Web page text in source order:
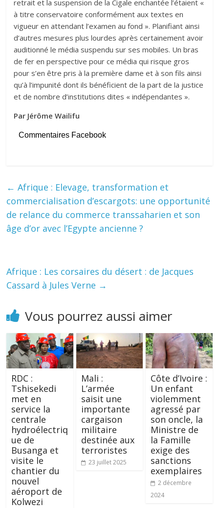
retrait et la suspension de la Cigale enchantée l’étaient «
à titre conservatoire conformément aux textes en
vigueur en attendant l’examen au fond ». Planifiant ainsi
d’autres mesures plus lourdes après certainement avoir
auditionné le média suspendu sur ses mobiles. Un bras
de fer en perspective pour ce média qui risque gros
pour s’en être pris à la première dame et à son fils ainsi
qu’à l’impunité dont ils bénéficient de la part de la justice
et de nombre d’institutions dites « indépendantes ».
Par Jérôme Wailifu
Commentaires Facebook
← Afrique : Elevage, transformation et
commercialisation d’escargots: une opportunité
de relance du commerce transsaharien et son
âge d’or avec l’Egypte ancienne ?
Afrique : Les corsaires du désert : de Jacques
Cassard à Jules Verne →
Vous pourrez aussi aimer
RDC :
Tshisekedi
met en
service la
centrale
hydroélectriq
ue de
Busanga et
visite le
chantier du
nouvel
aéroport de
Kolwezi
Mali :
L’armée
saisit une
importante
cargaison
militaire
destinée aux
terroristes
23 juillet 2025
Côte d’Ivoire :
Un enfant
violemment
agressé par
son oncle, la
Ministre de
la Famille
exige des
sanctions
exemplaires
2 décembre
2024